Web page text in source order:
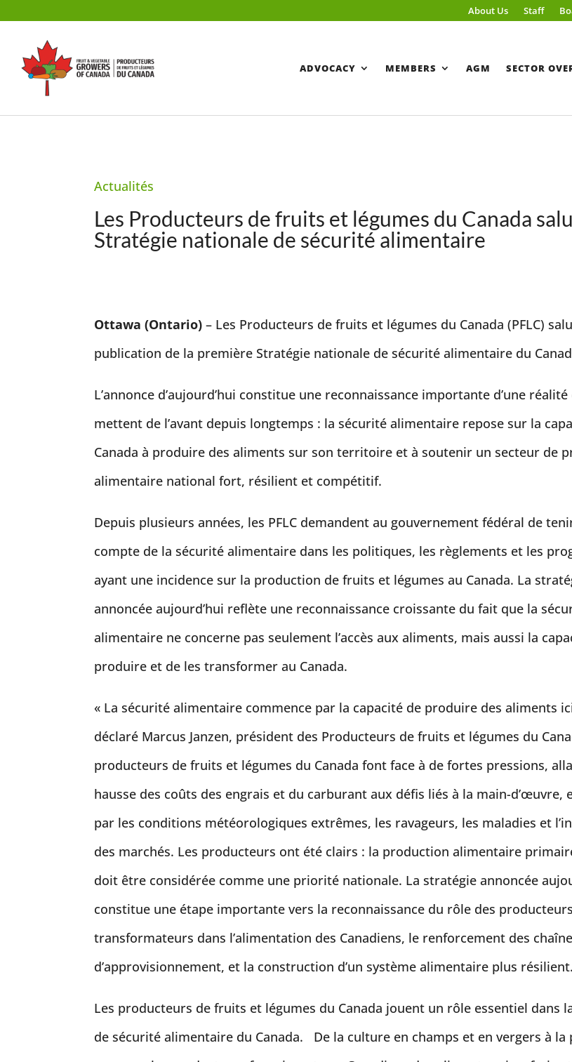
About Us Staff
ADVOCACY MEMBERS AGM SECTOR
Actualités
Les Producteurs de fruits et légumes du Canada
Stratégie nationale de sécurité alimentaire
Ottawa (Ontario) – Les Producteurs de fruits et légumes du Canada (PFLC)
publication de la première Stratégie nationale de sécurité alimentaire du
L’annonce d’aujourd’hui constitue une reconnaissance importante d’une réalité
mettent de l’avant depuis longtemps : la sécurité alimentaire repose sur la
Canada à produire des aliments sur son territoire et à soutenir un secteur de
alimentaire national fort, résilient et compétitif.
Depuis plusieurs années, les PFLC demandent au gouvernement fédéral de
compte de la sécurité alimentaire dans les politiques, les règlements et les
ayant une incidence sur la production de fruits et légumes au Canada. La
annoncée aujourd’hui reflète une reconnaissance croissante du fait que la
alimentaire ne concerne pas seulement l’accès aux aliments, mais aussi la
produire et de les transformer au Canada.
« La sécurité alimentaire commence par la capacité de produire des aliments
déclaré Marcus Janzen, président des Producteurs de fruits et légumes du
producteurs de fruits et légumes du Canada font face à de fortes pressions,
hausse des coûts des engrais et du carburant aux défis liés à la main-d’œuvre,
par les conditions météorologiques extrêmes, les ravageurs, les maladies et
des marchés. Les producteurs ont été clairs : la production alimentaire
doit être considérée comme une priorité nationale. La stratégie annoncée
constitue une étape importante vers la reconnaissance du rôle des
transformateurs dans l’alimentation des Canadiens, le renforcement des
d’approvisionnement, et la construction d’un système alimentaire plus
Les producteurs de fruits et légumes du Canada jouent un rôle essentiel dans
de sécurité alimentaire du Canada. De la culture en champs et en vergers à la